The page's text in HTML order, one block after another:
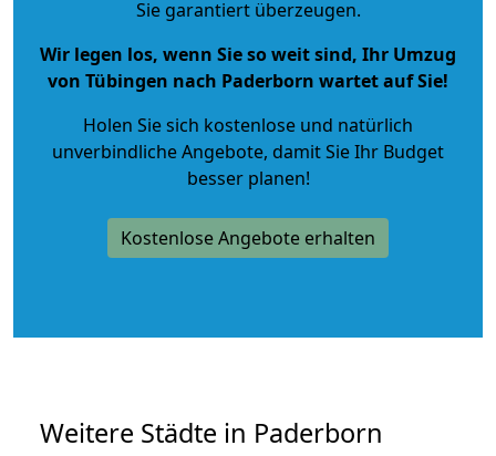
Sie garantiert überzeugen.
Wir legen los, wenn Sie so weit sind, Ihr Umzug
von Tübingen nach Paderborn wartet auf Sie!
Holen Sie sich kostenlose und natürlich
unverbindliche Angebote, damit Sie Ihr Budget
besser planen!
Kostenlose Angebote erhalten
Weitere Städte in Paderborn